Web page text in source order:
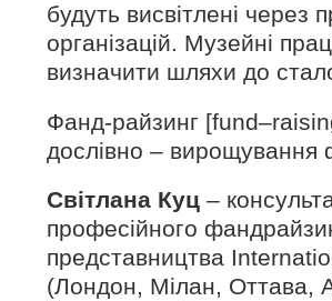
будуть висвітлені через
організацій. Музейні
визначити шляхи до
Фанд-райзинг
дослівно – вирощування
Світлана Куц –
професійного
представництва
(Лондон, Мілан, Оттава,